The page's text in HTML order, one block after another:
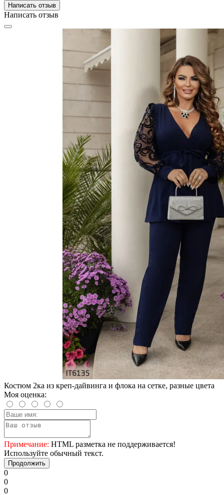
Написать отзыв
Написать отзыв
Костюм 2ка из креп-дайвинга и флока на сетке, разные цвета
Моя оценка:
Примечание: HTML разметка не поддерживается!
Используйте обычный текст.
Продолжить
0
0
0